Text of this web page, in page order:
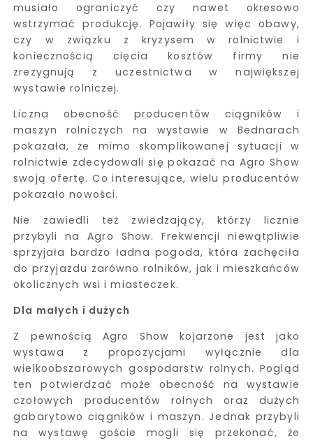
musiało ograniczyć czy nawet okresowo
wstrzymać produkcję. Pojawiły się więc obawy,
czy w związku z kryzysem w rolnictwie i
koniecznością cięcia kosztów firmy nie
zrezygnują z uczestnictwa w największej
wystawie rolniczej.
Liczna obecność producentów ciągników i
maszyn rolniczych na wystawie w Bednarach
pokazała, że mimo skomplikowanej sytuacji w
rolnictwie zdecydowali się pokazać na Agro Show
swoją ofertę. Co interesujące, wielu producentów
pokazało nowości.
Nie zawiedli też zwiedzający, którzy licznie
przybyli na Agro Show. Frekwencji niewątpliwie
sprzyjała bardzo ładna pogoda, która zachęciła
do przyjazdu zarówno rolników, jak i mieszkańców
okolicznych wsi i miasteczek.
Dla małych i dużych
Z pewnością Agro Show kojarzone jest jako
wystawa z propozycjami wyłącznie dla
wielkoobszarowych gospodarstw rolnych. Pogląd
ten potwierdzać może obecność na wystawie
czołowych producentów rolnych oraz dużych
gabarytowo ciągników i maszyn. Jednak przybyli
na wystawę goście mogli się przekonać, że